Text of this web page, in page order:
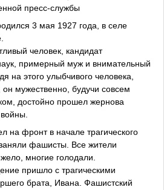
пресс-службы
3 мая 1927 года, в селе
человек, кандидат
примерный муж и внимательный
на этого улыбчивого человека,
он мужественно, будучи совсем
достойно прошел жернова
на фронт в начале трагического
фашисты. Все жители
многие голодали.
пришло с трагическими
брата, Ивана. Фашистский